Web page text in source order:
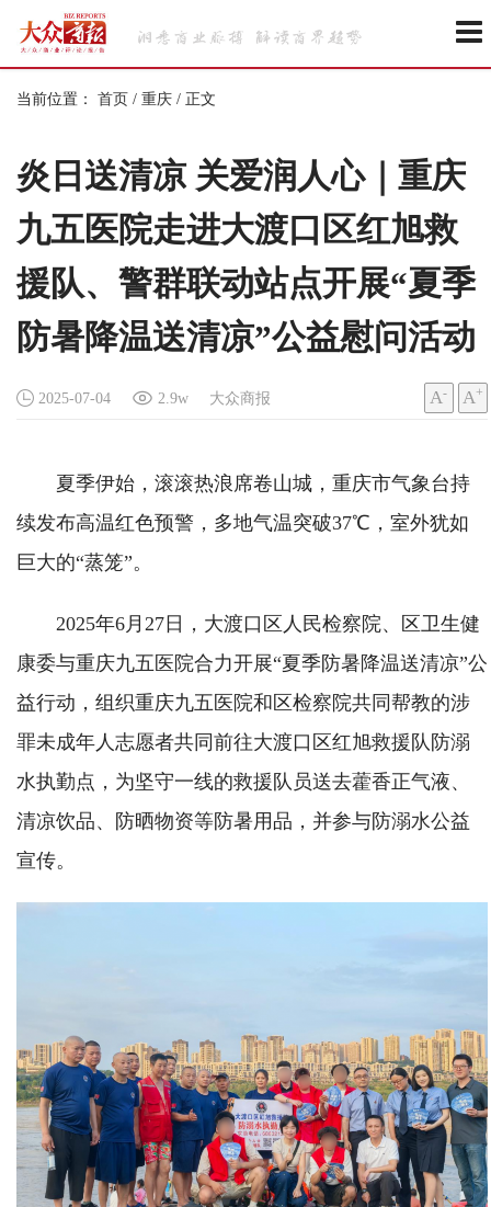
当前位置： 首页 / 重庆 / 正文
炎日送清凉 关爱润人心｜重庆
九五医院走进大渡口区红旭救
援队、警群联动站点开展“夏季
防暑降温送清凉”公益慰问活动
2025-07-04 2.9w 大众商报 A- A+
夏季伊始，滚滚热浪席卷山城，重庆市气象台持
续发布高温红色预警，多地气温突破37℃，室外犹如
巨大的“蒸笼”。
2025年6月27日，大渡口区人民检察院、区卫生健
康委与重庆九五医院合力开展“夏季防暑降温送清凉”公
益行动，组织重庆九五医院和区检察院共同帮教的涉
罪未成年人志愿者共同前往大渡口区红旭救援队防溺
水执勤点，为坚守一线的救援队员送去藿香正气液、
清凉饮品、防晒物资等防暑用品，并参与防溺水公益
宣传。